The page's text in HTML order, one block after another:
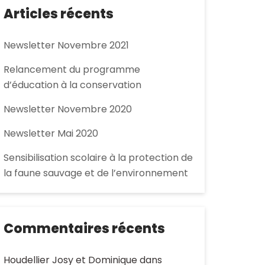
Articles récents
Newsletter Novembre 2021
Relancement du programme
d’éducation à la conservation
Newsletter Novembre 2020
Newsletter Mai 2020
Sensibilisation scolaire à la protection de
la faune sauvage et de l’environnement
Commentaires récents
Houdellier Josy et Dominiquedans